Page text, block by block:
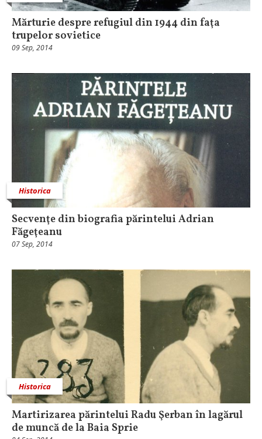
Mărturie despre refugiul din 1944 din faţa
trupelor sovietice
09 Sep, 2014
Historica
Secvenţe din biografia părintelui Adrian
Făgeţeanu
07 Sep, 2014
Historica
Martirizarea părintelui Radu Şerban în lagărul
de muncă de la Baia Sprie